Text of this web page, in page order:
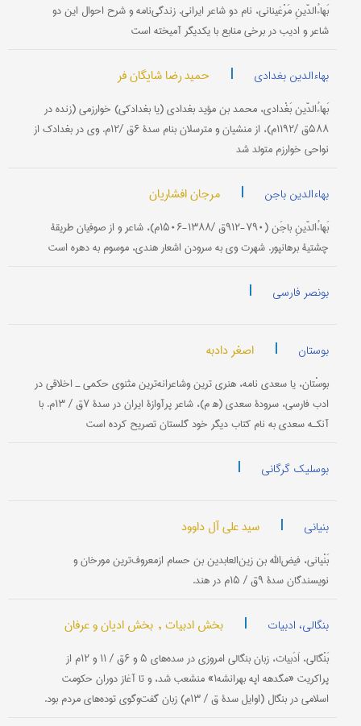
بَهاءُالدّینِ مَرْغینانی‌، نام‌ دو شاعر ایرانی‌. زندگی‌نامه‌ و شرح‌ احوال‌ این‌ دو
شاعر و ادیب در برخی منابع با یكدیگر آمیخته‌ است‌
بهاءالدین بغدادی | حمید رضا شایگان فر
بَهاءُالدّین‌ بَغْدادی‌، محمد بن‌ مؤید بغدادی ‌(یا بغدادكی‌) خوارزمی‌ (زنده‌ در
۵۸۸ق‌ /۱۱۹۲م‌)، از منشیان و مترسلان بنام‌ سدۀ ۶ق‌ /۱۲م‌. وی‌ در بغدادك‌ از
نواحی‌ خوارزم‌ متولد شد
بهاءالدین باجن | مرجان افشاریان
بَهاءُالدّینِ باجَن‌ (۷۹۰-۹۱۲ق‌ /۱۳۸۸-۱۵۰۶م‌)، شاعر و از صوفیان‌ طریقۀ
چشتیۀ برهانپور. شهرت وی به‌ سرودن اشعار هندی‌، موسوم‌ به‌ دهره‌ است‌
بونصر فارسی |
بوستان | اصغر دادبه
بوسْتان، یا سعدی نامه، هنری ترین وشاعرانه‌ترین مثنوی حكمی ـ اخلاقی در
ادب فارسی، سرودۀ سعدی (ه‍ م)، شاعر پرآوازۀ ایران در سدۀ ۷ق / ۱۳م. با
آنکـه سعدی به نام كتاب دیگر خود گلستان تصریح كرده است
بوسلیک گرگانی |
بنیانی | سید علی آل داوود
​​​​​​​بَنْیانی، فیض‌الله بن زین‌العابدین بن حسام ازمعروف‌ترین مورخان و
نویسندگان سدۀ ۹ق / ۱۵م در هند.
بنگالی، ادبیات | بخش ادبیات , بخش ادیان و عرفان
بَنْگالی، اَدَبیات، زبان بنگالی امروزی در سده‌های ۵ و ۶ق / ۱۱ و ۱۲م از
پراكریت «مگدهه اپه بهرانشه۱» منشعب شد، و تا آغاز دوران حكومت
اسلامی ‌در بنگال (اوایل سدۀ ق / ۱۳م) زبان گفت‌وگوی توده‌های مردم بود.